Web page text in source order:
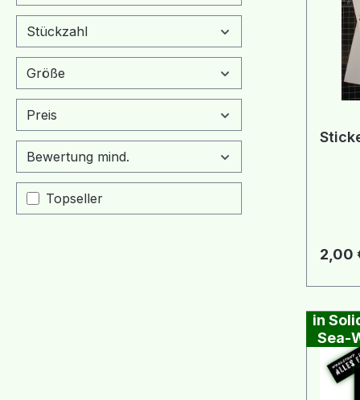
Stückzahl
Größe
Preis
Bewertung mind.
Topseller
2,00
in
Sea-